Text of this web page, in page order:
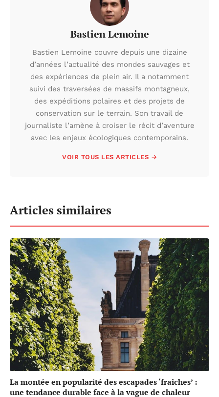
Bastien Lemoine
Bastien Lemoine couvre depuis une dizaine
d’années l’actualité des mondes sauvages et
des expériences de plein air. Il a notamment
suivi des traversées de massifs montagneux,
des expéditions polaires et des projets de
conservation sur le terrain. Son travail de
journaliste l’amène à croiser le récit d’aventure
avec les enjeux écologiques contemporains.
VOIR TOUS LES ARTICLES →
Articles similaires
La montée en popularité des escapades ‘fraîches’ :
une tendance durable face à la vague de chaleur